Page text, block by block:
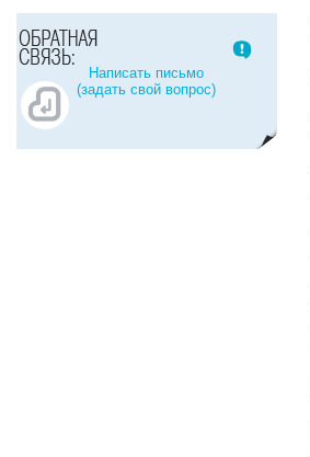
Написать письмо
(задать свой вопрос)